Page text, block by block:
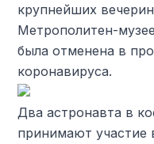
крупнейших
Метрополитен-
была отменена в
коронавируса.
Два астронавта в
принимают участие